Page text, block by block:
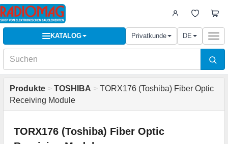
KATALOG Privatkunde DE
Produkte > TOSHIBA > TORX176 (Toshiba) Fiber Optic
Receiving Module
TORX176 (Toshiba) Fiber Optic